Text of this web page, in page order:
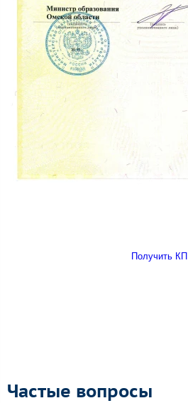
Получить КП
Частые вопросы